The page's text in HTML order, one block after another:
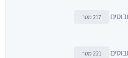
217 מטר
221 מטר